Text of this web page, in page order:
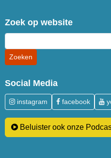
Zoek op website
Social Media
instagram facebook
Beluister ook onze